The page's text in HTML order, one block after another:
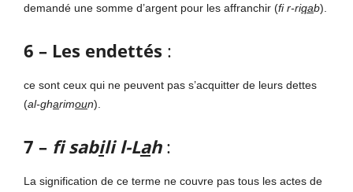
demandé une somme d’argent pour les affranchir (fi r-riqab).
6 – Les endettés :
ce sont ceux qui ne peuvent pas s’acquitter de leurs dettes
(al-gharimoun).
7 – fsabili l-Lah:
La signification de ce terme ne couvre pas tous les actes de